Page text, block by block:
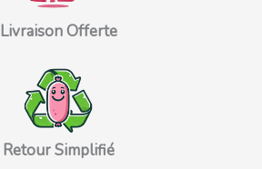
Livraison Offerte
Retour Simplifié